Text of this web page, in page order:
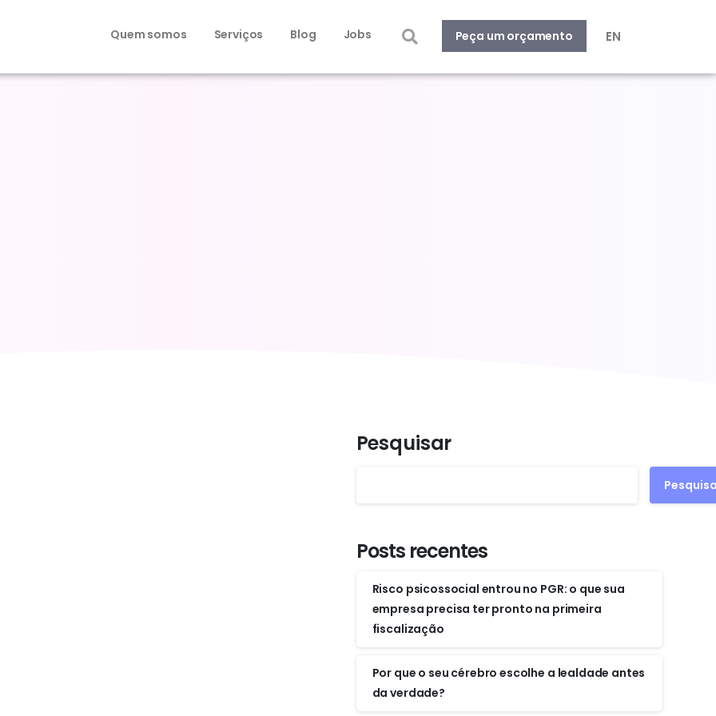
Quem somos Serviços Blog Jobs Peça um orçamento EN
Pesquisar
Posts recentes
Risco psicossocial entrou no PGR: o que sua
empresa precisa ter pronto na primeira
fiscalização
Por que o seu cérebro escolhe a lealdade antes
da verdade?